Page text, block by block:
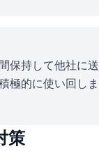
保持して他社に送
極的に使い回しま
策